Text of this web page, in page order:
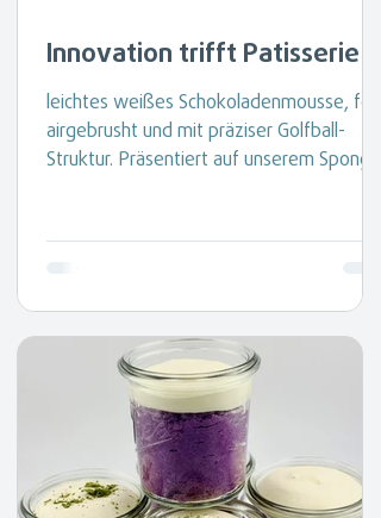
Innovation trifft Patisserie ⛳️
leichtes weißes Schokoladenmousse, fein
airgebrusht und mit präziser Golfball-
Struktur. Präsentiert auf unserem Sponge